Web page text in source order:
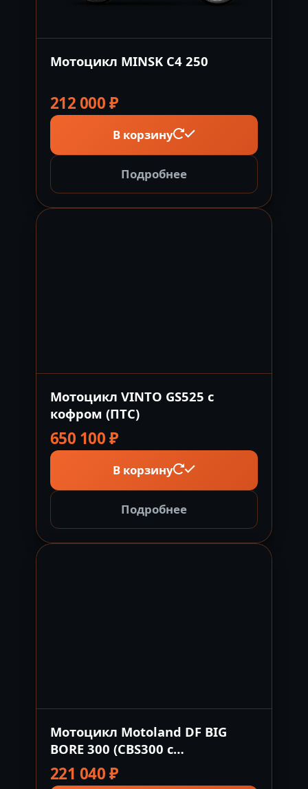
Мотоцикл MINSK C4 250
212 000₽
В корзину
Подробнее
Мотоцикл VINTO GS525 с
кофром (ПТС)
650 100₽
В корзину
Подробнее
Мотоцикл Motoland DF BIG
BORE 300 (CBS300 с
балансиром) серый
221 040₽